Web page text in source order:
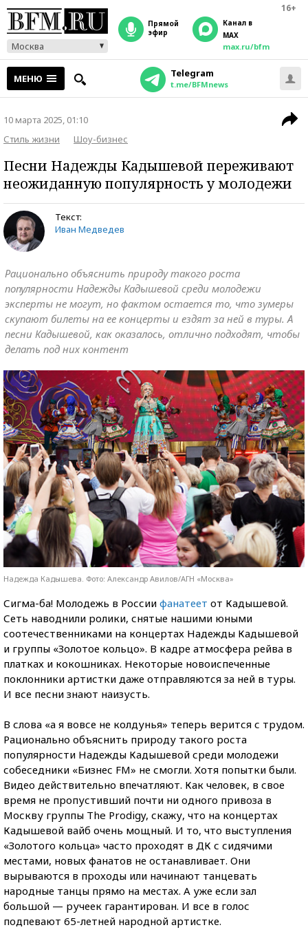
16+
Москва
прямой
эфир
Канал в
MAX
max.ru/bfm
МЕНЮ Telegram
t.me/BFMnews
10 марта 2025, 01:10
Стиль жизни
Шоу-бизнес
Песни Надежды Кадышевой переживают
неожиданную популярность у молодежи
Текст:
Иван Медведев
Рационально объяснить природу такого роста
популярности Надежды Кадышевой среди молодежи
эксперты не могут, но фактом остается то, что зумеры
скупают билеты на ее концерты и ездят за ней в туры. А
песни Кадышевой, как оказалось, отлично подходят, чтобы
делать под них контент
Надежда Кадышева. Фото: Александр Авилов/АГН «Москва»
Сигма-ба! Молодежь в России фанатеет от Кадышевой.
Сеть наводнили ролики, снятые нашими юными
соотечественниками на концертах Надежды Кадышевой
и группы «Золотое кольцо». В кадре атмосфера рейва в
платках и кокошниках. Некоторые новоиспеченные
поклонники артистки даже отправляются за ней в туры.
И все песни знают наизусть.
В слова «а я вовсе не колдунья» теперь верится с трудом.
Рационально объяснить природу такого роста
популярности Надежды Кадышевой среди молодежи
собеседники «Бизнес FM» не смогли. Хотя попытки были.
Видео действительно впечатляют. Как человек, в свое
время не пропустивший почти ни одного привоза в
Москву группы The Prodigy, скажу, что на концертах
Кадышевой вайб очень мощный. И то, что выступления
«Золотого кольца» часто проходят в ДК с сидячими
местами, новых фанатов не останавливает. Они
вырываются в проходы или начинают танцевать
народные танцы прямо на местах. А уже если зал
большой — ручеек гарантирован. И все в голос
подпевают 65-летней народной артистке.